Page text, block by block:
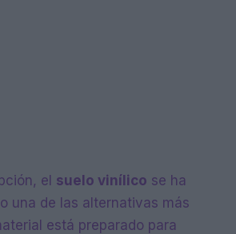
el suelo vinílico se ha
una de las alternativas más
está preparado para